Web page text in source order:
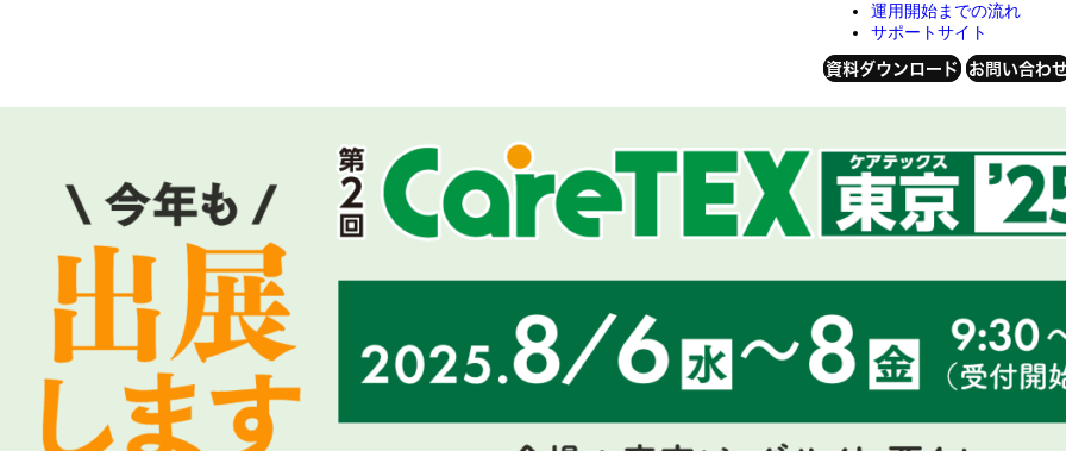
運用開始までの流れ
サポートサイト
資料ダウンロード お問い合わ